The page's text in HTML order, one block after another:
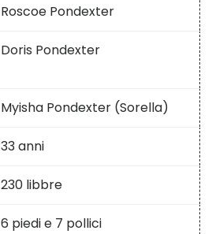
Roscoe Pondexter
Doris Pondexter
Myisha Pondexter (Sorella)
33 anni
230 libbre
6 piedi e 7 pollici